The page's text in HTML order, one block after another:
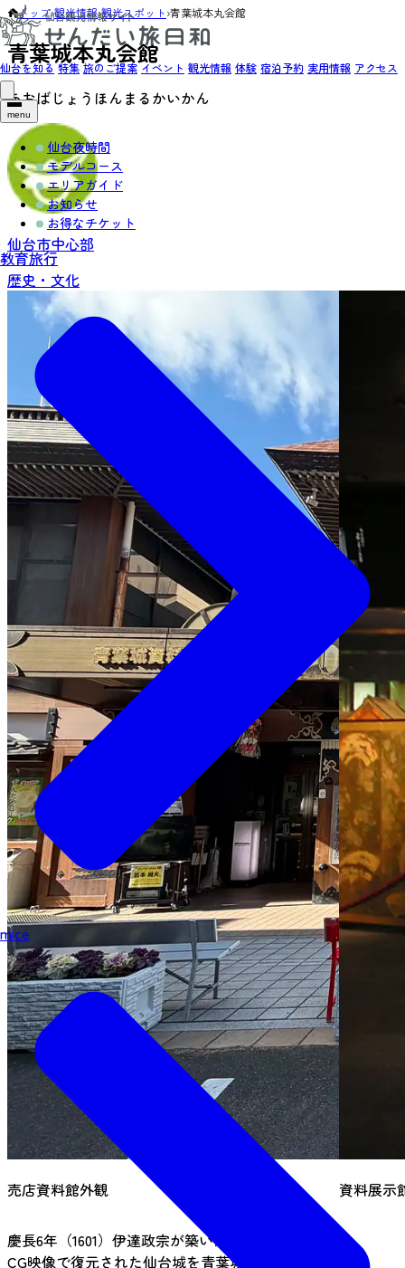
仙台を知る 特集 旅のご提案 イベント 観光情報 体験 宿泊予約 実用情報 アクセス
menu
仙台夜時間
モデルコース
エリアガイド
お知らせ
お得なチケット
教育旅行
mice
トップ›観光情報›観光スポット›青葉城本丸会館
青葉城本丸会館
あおばじょうほんまるかいかん
仙台市中心部
歴史・文化
売店資料館外観 資料展示
慶長6年（1601）伊達政宗が築いた名城仙台城。
CG映像で復元された仙台城を青葉城資料展示館で